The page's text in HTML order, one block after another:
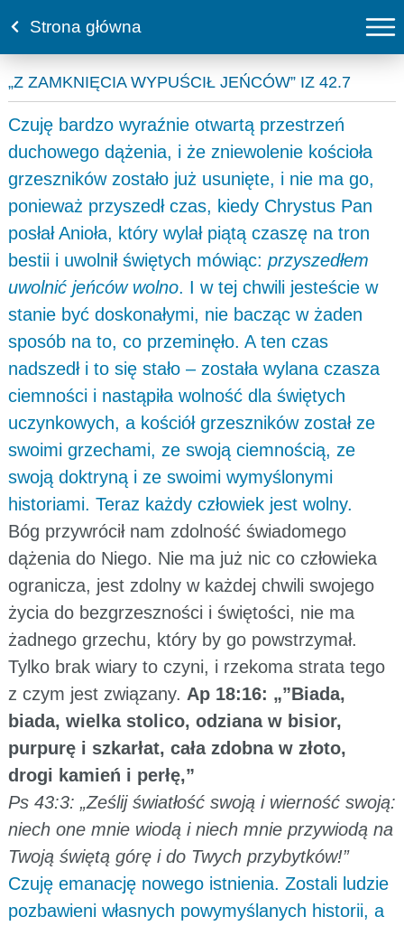
Strona główna
„Z ZAMKNIĘCIA WYPUŚCIŁ JEŃCÓW” IZ 42.7
Czuję bardzo wyraźnie otwartą przestrzeń
duchowego dążenia, i że zniewolenie kościoła
grzeszników zostało już usunięte, i nie ma go,
ponieważ przyszedł czas, kiedy Chrystus Pan
posłał Anioła, który wylał piątą czaszę na tron
bestii i uwolnił świętych mówiąc: przyszedłem
uwolnić jeńców wolno. I w tej chwili jesteście w
stanie być doskonałymi, nie bacząc w żaden
sposób na to, co przeminęło. A ten czas
nadszedł i to się stało – została wylana czasza
ciemności i nastąpiła wolność dla świętych
uczynkowych, a kościół grzeszników został ze
swoimi grzechami, ze swoją ciemnością, ze
swoją doktryną i ze swoimi wymyślonymi
historiami. Teraz każdy człowiek jest wolny.
Bóg przywrócił nam zdolność świadomego
dążenia do Niego. Nie ma już nic co człowieka
ogranicza, jest zdolny w każdej chwili swojego
życia do bezgrzeszności i świętości, nie ma
żadnego grzechu, który by go powstrzymał.
Tylko brak wiary to czyni, i rzekoma strata tego
z czym jest związany. Ap 18:16: „”Biada,
biada, wielka stolico, odziana w bisior,
purpurę i szkarłat, cała zdobna w złoto,
drogi kamień i perłę,”
Ps 43:3: „Ześlij światłość swoją i wierność swoją:
niech one mnie wiodą i niech mnie przywiodą na
Twoją świętą górę i do Twych przybytków!”
Czuję emanację nowego istnienia. Zostali ludzie
pozbawieni własnych powymyślanych historii, a